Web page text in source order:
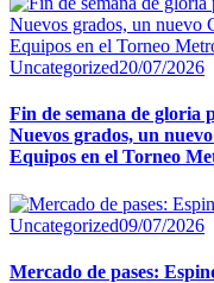
Uncategorized20/07/2026
Fin de semana de gloria
Nuevos grados, un
Equipos en el Torneo
Uncategorized09/07/2026
Mercado de pases: